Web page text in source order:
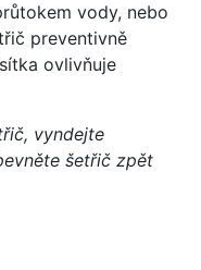
vody, nebo
preventivně
ovlivňuje
vyndejte
šetřič zpět